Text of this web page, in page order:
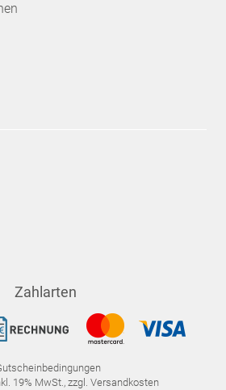
Zahlarten
19% MwSt., zzgl. Versandkosten